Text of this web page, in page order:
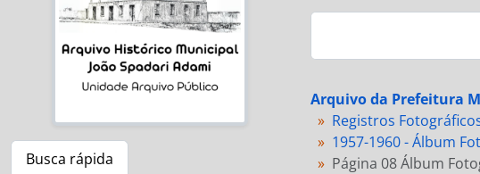
Busca rápida
Arquivo da Prefeitura
Registros
1957-1960 - Álbum
Página 08 Álbum